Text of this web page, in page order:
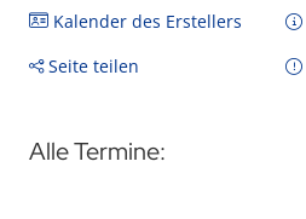
Kalender des Erstellers
Seite teilen
Alle Termine: